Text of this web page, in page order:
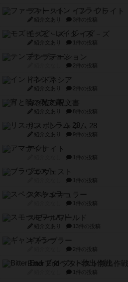
ファースト・イン・フライト
紹介文あり 3件の投稿
モズビ－ズ・レイダ－ズ
紹介文あり 1件の投稿
テンプテーション
2件の投稿
インドネシア
紹介文あり 2件の投稿
宵と暁の呪文書
紹介文あり 8件の投稿
リスボン・トラム 28
紹介文あり 9件の投稿
アマナイト
1件の投稿
ブラヴェスト
1件の投稿
スペクタキュラー
1件の投稿
スモールワールド
紹介文あり 13件の投稿
ギャンブラー
2件の投稿
Bitter End ブタペスト救出作戦
1件の投稿